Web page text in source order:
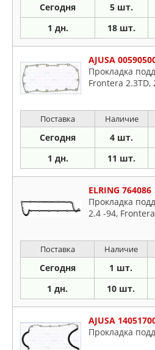
Сегодня 5 шт.
1 дн. 18 шт.
AJUSA
Прокладка
Frontera 2.3TD,
Поставка Наличие
Сегодня 4 шт.
1 дн. 11 шт.
ELRING 764086
Прокладка
2.4 -94, Frontera
Поставка Наличие
Сегодня 1 шт.
1 дн. 10 шт.
AJUSA
Прокладка